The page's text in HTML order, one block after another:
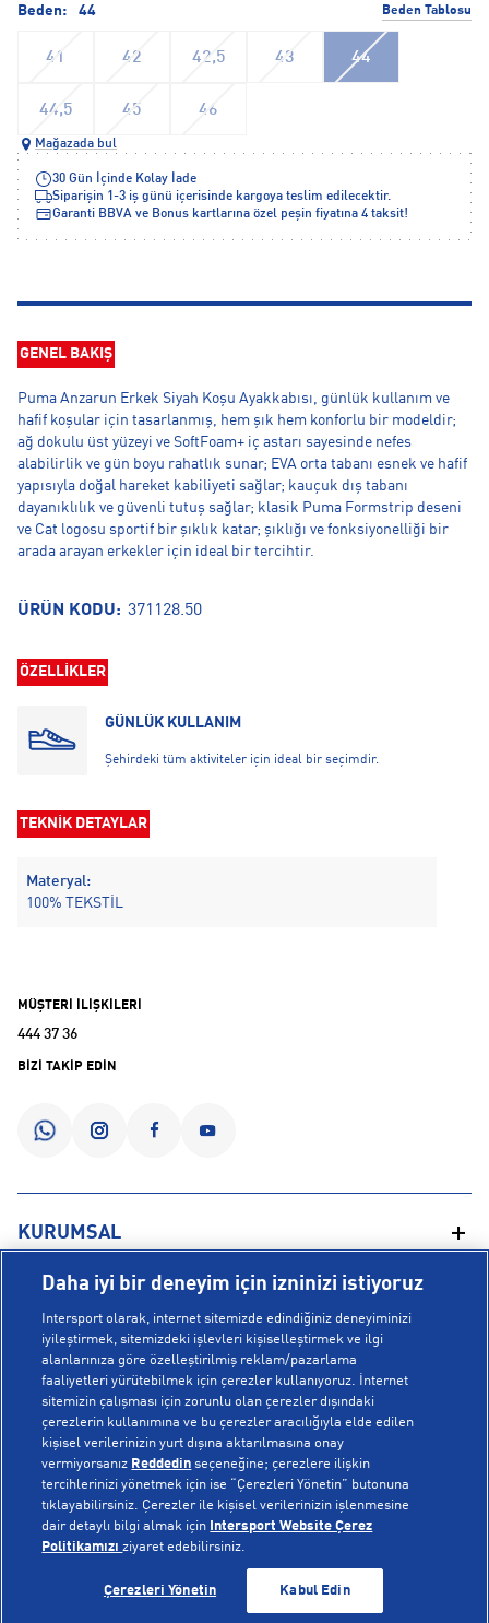
Beden: 44 Beden Tablosu
41 42 42,5 43 44
44,5 45 46
Mağazada bul
GELİNCE HABER VER
30 Gün İçinde Kolay İade
Siparişin 1-3 iş günü içerisinde kargoya teslim edilecektir.
Garanti BBVA ve Bonus kartlarına özel peşin fiyatına 4 taksit!
GENEL BAKIŞ
Puma Anzarun Erkek Siyah Koşu Ayakkabısı, günlük kullanım ve
hafif koşular için tasarlanmış, hem şık hem konforlu bir modeldir;
ağ dokulu üst yüzeyi ve SoftFoam+ iç astarı sayesinde nefes
alabilirlik ve gün boyu rahatlık sunar; EVA orta tabanı esnek ve hafif
yapısıyla doğal hareket kabiliyeti sağlar; kauçuk dış tabanı
dayanıklılık ve güvenli tutuş sağlar; klasik Puma Formstrip deseni
ve Cat logosu sportif bir şıklık katar; şıklığı ve fonksiyonelliği bir
arada arayan erkekler için ideal bir tercihtir.
ÜRÜN KODU: 371128.50
ÖZELLİKLER
GÜNLÜK KULLANIM
Şehirdeki tüm aktiviteler için ideal bir seçimdir.
TEKNİK DETAYLAR
Materyal:
100% TEKSTİL
GELİNCE HABER VER
MÜŞTERİ İLİŞKİLERİ
444 37 36
BİZİ TAKİP EDİN
KURUMSAL
Hakkımızda
Mağazalarımız
Bilgi Toplumu Hizmetleri
Gizlilik Politikası
İşlem Rehberi
Kampanyalar
Çerez Politikası
Çerez Ayarları
YARDIM
Sipariş Takibi
İptal & İade
Sıkça Sorulan Sorular
Yetkili Servis Listesi
Bize Ulaşın
POPÜLER KOLEKSİYONLAR
Voleybol Milli Takım Formaları
New Balance 408
Nike Initiator
On Cloudmonster
© Copyright INTERSPORT 2026
Üyelik SözleşmesiGizlilikÇerezler
Daha iyi bir deneyim için izninizi istiyoruz
Intersport olarak, internet sitemizde edindiğiniz deneyiminizi
iyileştirmek, sitemizdeki işlevleri kişiselleştirmek ve ilgi
alanlarınıza göre özelleştirilmiş reklam/pazarlama
faaliyetleri yürütebilmek için çerezler kullanıyoruz. İnternet
sitemizin çalışması için zorunlu olan çerezler dışındaki
çerezlerin kullanımına ve bu çerezler aracılığıyla elde edilen
kişisel verilerinizin yurt dışına aktarılmasına onay
vermiyorsanız Reddedin seçeneğine; çerezlere ilişkin
tercihlerinizi yönetmek için ise “Çerezleri Yönetin” butonuna
tıklayabilirsiniz. Çerezler ile kişisel verilerinizin işlenmesine
dair detaylı bilgi almak için
Intersport Website Çerez
Politikamızıziyaret edebilirsiniz.
Çerezleri Yönetin Kabul Edin